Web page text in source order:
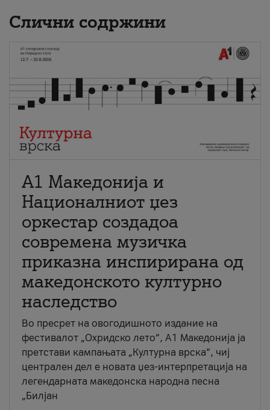
Слични содржини
А1 Македонија и
Националниот џез
оркестар создадоа
современа музичка
приказна инспирирана од
македонското културно
наследство
Во пресрет на овогодишното издание на
фестивалот „Охридско лето“, А1 Македонија ја
претстави кампањата „Културна врска“, чиј
централен дел е новата џез-интерпретација на
легендарната македонска народна песна
„Билјан